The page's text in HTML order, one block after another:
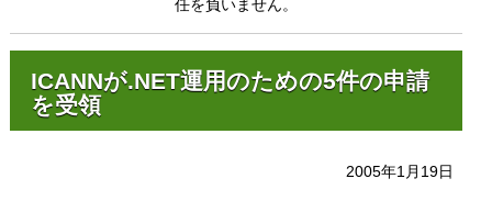
任を負いません。
ICANNが.NET運用のための5件の申請
を受領
2005年1月19日